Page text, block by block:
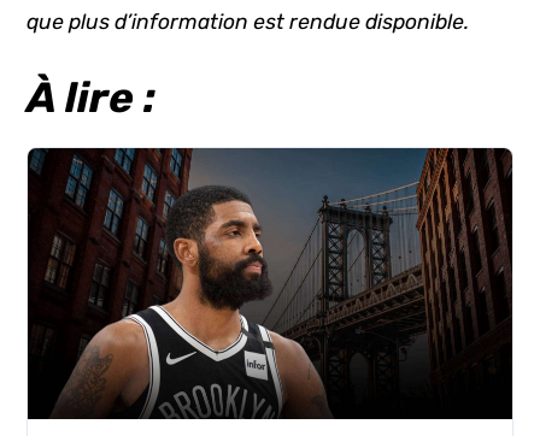
que plus d’information est rendue disponible.
À lire :